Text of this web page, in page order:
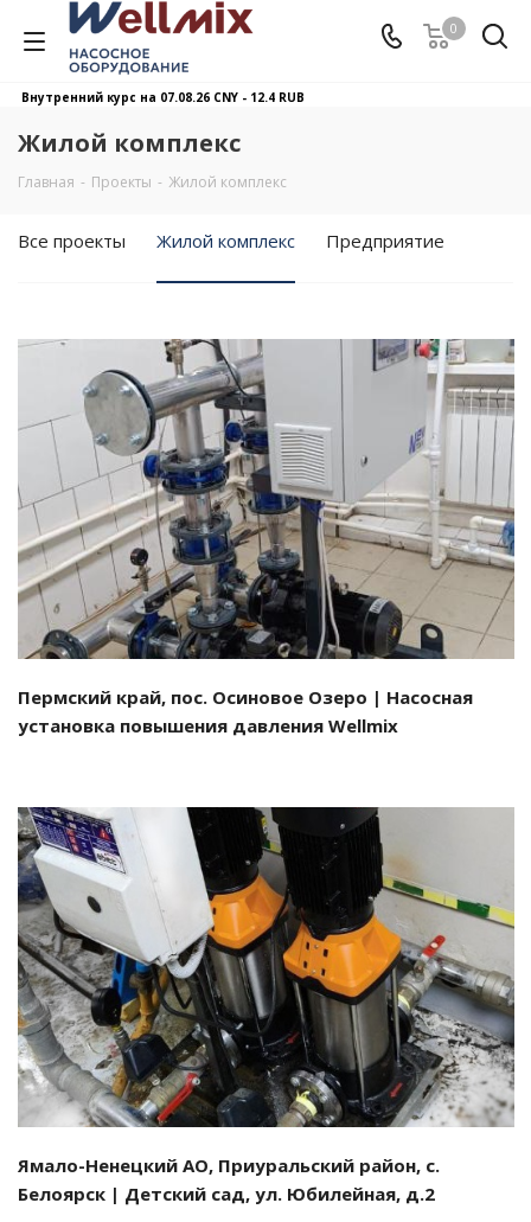
0
Внутренний курс на 07.08.26 CNY - 12.4 RUB
Жилой комплекс
Главная - Проекты - Жилой комплекс
Все проекты Жилой комплекс Предприятие
Смотреть проект
Пермский край, пос. Осиновое Озеро | Насосная
установка повышения давления Wellmix
Смотреть проект
Ямало-Ненецкий АО, Приуральский район, с.
Белоярск | Детский сад, ул. Юбилейная, д.2